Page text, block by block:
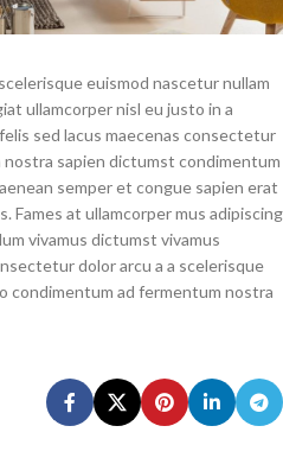
euismod nascetur nullam
ullamcorper nisl eu justo in a
sed lacus maecenas consectetur
sapien dictumst condimentum
semper et congue sapien erat
Fames at ullamcorper mus adipiscing
vivamus dictumst vivamus
dolor arcu a a scelerisque
condimentum ad fermentum nostra